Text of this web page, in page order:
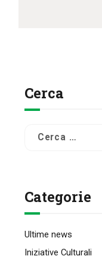
Cerca
Ricerca
Categorie
Ultime news
Iniziative Culturali